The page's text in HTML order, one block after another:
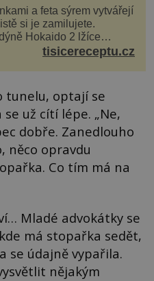
a feta sýrem vytvářejí
si je zamilujete.
Hokaido 2 lžíce
nasekaných špen...
tisicereceptu.cz
tunelu, optají se
už cítí lépe. „Ne,
dobře. Zanedlouho
něco opravdu
Co tím má na
Mladé advokátky se
má stopařka sedět,
se údajně vypařila.
nějakým